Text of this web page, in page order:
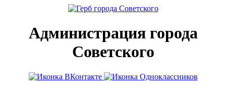
Администрация города
Советского